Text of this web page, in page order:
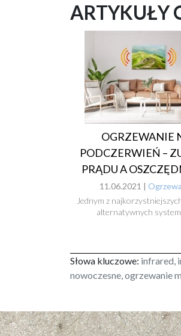
ARTYKUŁY
OGRZEWANIE
PODCZERWIEŃ –
PRĄDU A
11.06.2021 |
Jednym z
alternatywnych
Słowa kluczowe: infrared,
nowoczesne, ogrzewanie